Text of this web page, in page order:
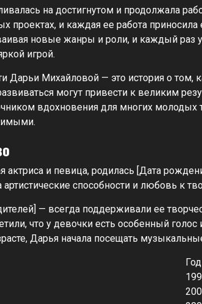
на достигнутом и продолжала
проектах, и каждая ее работа
новые жанры и роли, и каждый раз
игрой.
Дарьи Михайловой — это история о том,
могут привести к великим
вдохновения для многих молодых
актриса и певица, родилась [Дата
способности и любовь к
— всегда поддерживали ее
что у девочки есть особенный
Дарья начала посещать